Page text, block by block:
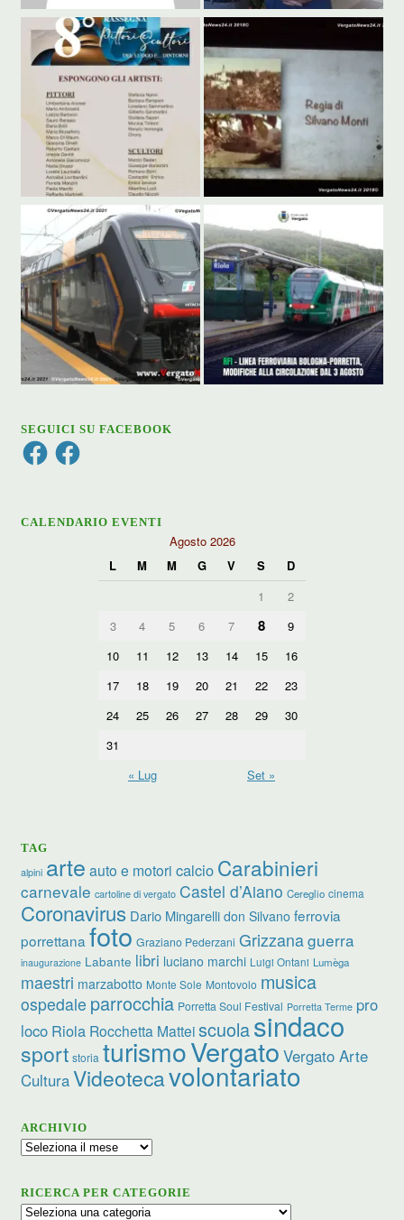
SEGUICI SU FACEBOOK
FacebookFacebook
CALENDARIO EVENTI
Agosto 2026
L
M M G V S
D
1
2
3
4 5 6 7 8
9
10
11 12 13 14 15
16
17
18 19 20 21 22
23
24
25 26 27 28 29
30
31
« Lug
Set »
TAG
alpini arte auto e motori calcio Carabinieri
carnevale cartoline di vergato Castel d’Aiano Cereglio cinema
Coronavirus Dario Mingarelli don Silvano ferrovia
porrettana foto Graziano Pederzani Grizzanaguerra
inaugurazione Labante libri luciano marchi Luigi Ontani Lumèga
maestri marzabotto Monte Sole Montovolo musica
ospedale parrocchia Porretta Soul Festival Porretta Terme pro
loco Riola Rocchetta Matteiscuolasindaco
sport storia turismoVergato Vergato Arte
CulturaVideotecavolontariato
ARCHIVIO
Archivio
RICERCA PER CATEGORIE
Ricerca